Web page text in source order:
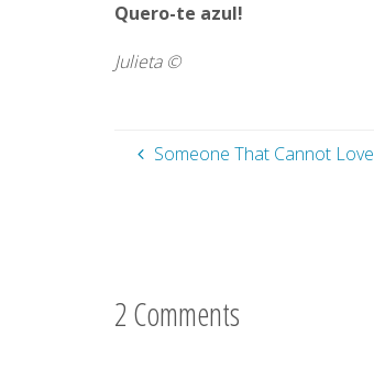
Quero-te azul!
Julieta ©
Someone That Cannot Love
2 Comments